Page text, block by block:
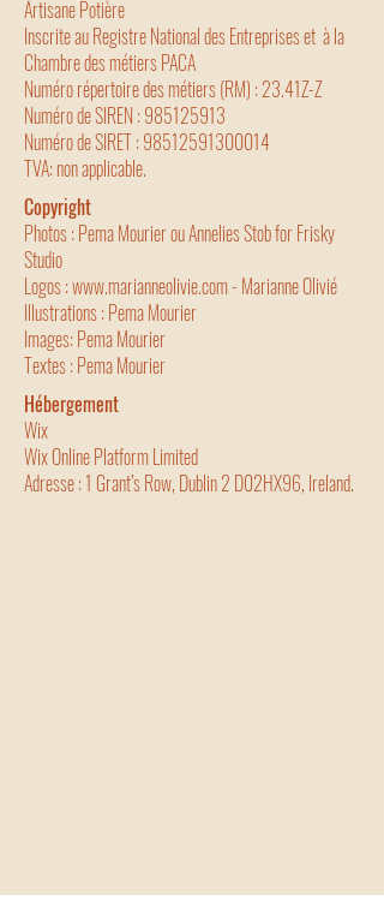
Artisane Potière
Inscrite au Registre National des Entreprises et à la
Chambre des métiers PACA
Numéro répertoire des métiers (RM) : 23.41Z-Z
Numéro de SIREN : 985125913
Numéro de SIRET :98512591300014
TVA: non applicable.
Copyright
Photos : Pema Mourier ou Annelies Stob for Frisky
Studio
Logos :www.marianneolivie.com- Marianne Olivié
Illustrations : Pema Mourier
Images: Pema Mourier
Textes : Pema Mourier
Hébergement
Wix
Wix Online Platform Limited
Adresse : 1 Grant’s Row, Dublin 2 D02HX96, Ireland.